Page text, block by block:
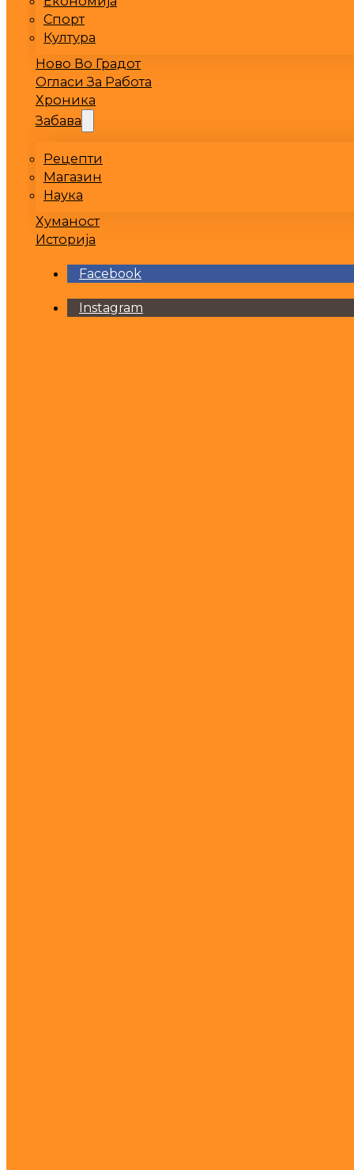
Спорт
Култура
Ново Во Градот
Огласи За Работа
Хроника
Забава
Рецепти
Магазин
Наука
Хуманост
Историја
Facebook
Instagram